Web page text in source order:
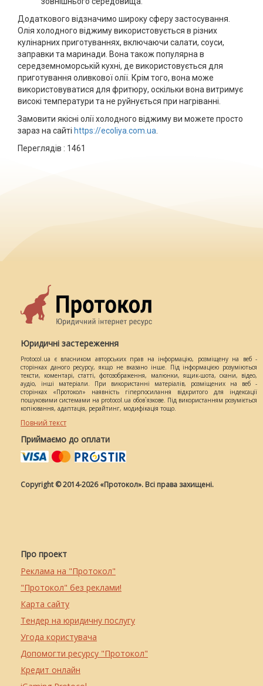
Додаткового відзначимо широку сферу застосування.
Олія холодного віджиму використовується в різних
кулінарних приготуваннях, включаючи салати, соуси,
заправки та маринади. Вона також популярна в
середземноморській кухні, де використовується для
приготування оливкової олії. Крім того, вона може
використовуватися для фритюру, оскільки вона витримує
високі температури та не руйнується при нагріванні.
Замовити якісні олії холодного віджиму ви можете просто
зараз на сайті https://ecoliya.com.ua
Переглядів : 1461
Юридичні застереження
Protocol.ua є власником авторських прав на інформацію, розміщену на веб -
сторінках даного ресурсу, якщо не вказано інше. Під інформацією розуміються
тексти, коментарі, статті, фотозображення, малюнки, ящик-шота, скани, відео,
аудіо, інші матеріали. При використанні матеріалів, розміщених на веб -
сторінках «Протокол» наявність гіперпосилання відкритого для індексації
пошуковими системами на protocol.ua обов`язкове. Під використанням розуміється
копіювання, адаптація, рерайтинг, модифікація тощо.
Повний текст
Приймаємо до оплати
Copyright © 2014-2026 «Протокол». Всі права захищені.
Про проект
Реклама на "Протокол"
"Протокол" без реклами!
Карта сайту
Тендер на юридичну послугу
Угода користувача
Допомогти ресурсу "Протокол"
Кредит онлайн